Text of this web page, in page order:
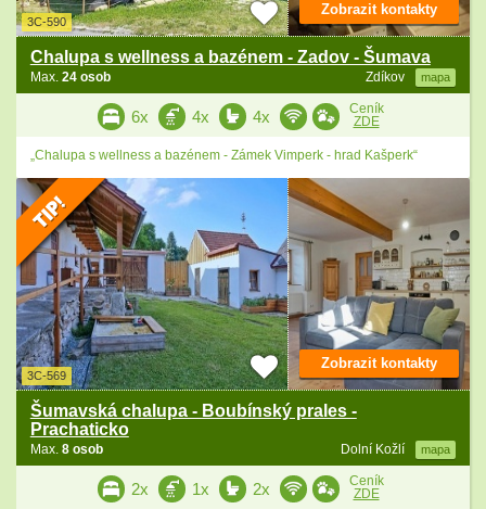
3C-590
Chalupa s wellness a bazénem - Zadov - Šumava
Zdíkov mapa
Max. 24 osob
Zobrazit kontakty
6x 4x 4x
Ceník
ZDE
„Chalupa s wellness a bazénem - Zámek Vimperk - hrad Kašperk“
3C-569
Šumavská chalupa - Boubínský prales -
Prachaticko
Dolní Kožlí mapa
Max. 8 osob
Zobrazit kontakty
2x 1x 2x
Ceník
ZDE